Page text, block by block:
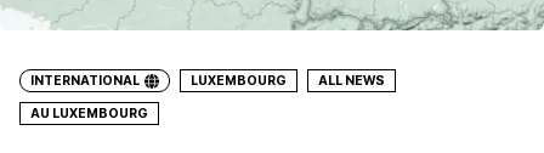
INTERNATIONAL LUXEMBOURG ALL NEWS
AU LUXEMBOURG